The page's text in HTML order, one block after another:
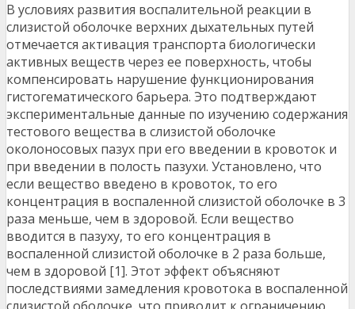
В условиях развития воспалительной реакции в
слизистой оболочке верхних дыхательных путей
отмечается активация транспорта биологически
активных веществ через ее поверхность, чтобы
компенсировать нарушение функционирования
гистогематического барьера. Это подтверждают
экспериментальные данные по изучению содержания
тестового вещества в слизистой оболочке
околоносовых пазух при его введении в кровоток и
при введении в полость пазухи. Установлено, что
если вещество введено в кровоток, то его
концентрация в воспаленной слизистой оболочке в 3
раза меньше, чем в здоровой. Если вещество
вводится в пазуху, то его концентрация в
воспаленной слизистой оболочке в 2 раза больше,
чем в здоровой [1]. Этот эффект объясняют
последствиями замедления кровотока в воспаленной